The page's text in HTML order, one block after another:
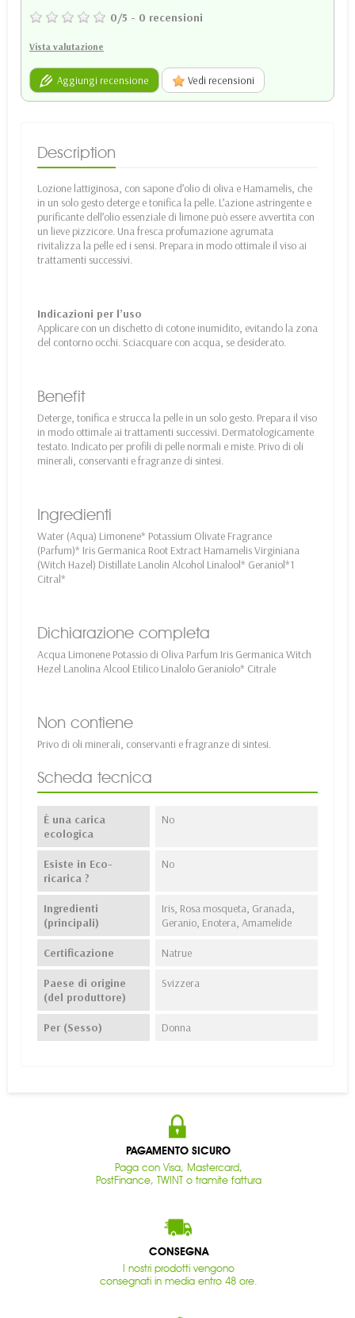
0/5 - 0 recensioni
Vista valutazione
Aggiungi recensione Vedi recensioni
Description
Lozione lattiginosa, con sapone d’olio di oliva e Hamamelis, che
in un solo gesto deterge e tonifica la pelle. L’azione astringente e
purificante dell’olio essenziale di limone può essere avvertita con
un lieve pizzicore. Una fresca profumazione agrumata
rivitalizza la pelle ed i sensi. Prepara in modo ottimale il viso ai
trattamenti successivi.
Indicazioni per l’uso
Applicare con un dischetto di cotone inumidito, evitando la zona
del contorno occhi. Sciacquare con acqua, se desiderato.
Benefit
Deterge, tonifica e strucca la pelle in un solo gesto. Prepara il viso
in modo ottimale ai trattamenti successivi. Dermatologicamente
testato. Indicato per profili di pelle normali e miste. Privo di oli
minerali, conservanti e fragranze di sintesi.
Ingredienti
Water (Aqua) Limonene* Potassium Olivate Fragrance
(Parfum)* Iris Germanica Root Extract Hamamelis Virginiana
(Witch Hazel) Distillate Lanolin Alcohol Linalool* Geraniol*1
Citral*
Dichiarazione completa
Acqua Limonene Potassio di Oliva Parfum Iris Germanica Witch
Hezel Lanolina Alcool Etilico Linalolo Geraniolo* Citrale
Non contiene
Privo di oli minerali, conservanti e fragranze di sintesi.
Scheda tecnica
È una carica
ecologica
No
Esiste in Eco-
ricarica ?
No
Ingredienti
(principali)
Iris, Rosa mosqueta, Granada,
Geranio, Enotera, Amamelide
Certificazione Natrue
Paese di origine
(del produttore)
Svizzera
Per (Sesso) Donna
PAGAMENTO SICURO
Paga con Visa, Mastercard,
PostFinance, TWINT o tramite fattura
CONSEGNA
I nostri prodotti vengono
consegnati in media entro 48 ore.